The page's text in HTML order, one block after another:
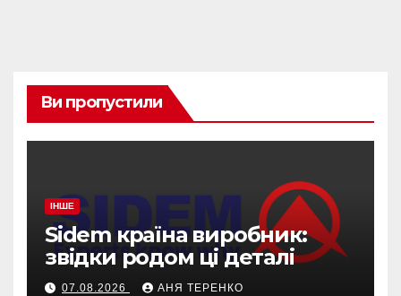
Ви пропустили
ІНШЕ
Sidem країна виробник:
звідки родом ці деталі
07.08.2026 АНЯ ТЕРЕНКО